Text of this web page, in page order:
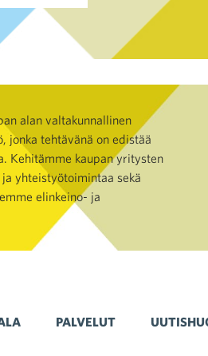
alan valtakunnallinen
jonka tehtävänä on edistää
Kehitämme kaupan yritysten
yhteistyötoimintaa sekä
elinkeino- ja
PALVELUT